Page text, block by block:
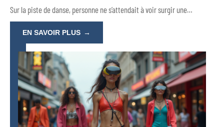
Sur la piste de danse, personne ne s’attendait à voir surgir une…
EN SAVOIR PLUS